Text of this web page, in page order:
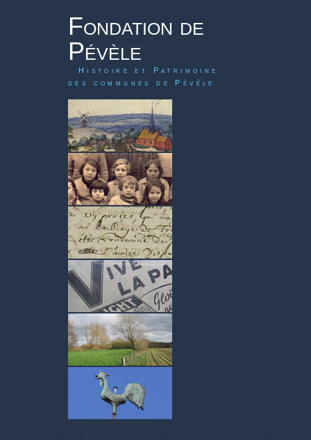
Fondation de
Pévèle
Histoire et Patrimoine
des communes de Pévèle